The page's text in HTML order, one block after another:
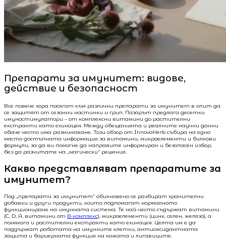
Препарати за имунитет: видове,
действие и безопасност
Все повече хора посягат към различни препарати за имунитет в опит да
се защитят от сезонни настинки и грип. Пазарът предлага десетки
имуностимулатори – от комплексни витамини до растителни
екстракти като ехинацея. Между обещанията и реалните научни данни
обаче често има разминаване. Този обзор от InnovaHerb събира на едно
място достъпната информация за витамини, микроелементи и билкови
формули, за да ви помогне да направите информиран и безопасен избор,
без да разчитате на „магически“ решения.
Какво представляват препаратите за
имунитет?
Под „препарати за имунитет“ обикновено се разбират хранителни
добавки и други продукти, които подпомагат нормалното
функциониране на имунната система. Те най-често съдържат витамини
(C, D, A, витамини от B-комплекс), микроелементи (цинк, селен, желязо), а
понякога и растителни екстракти като ехинацея. Целта им е да
поддържат работата на имунните клетки, антиоксидантната
защита и бариерната функция на кожата и лигавиците.